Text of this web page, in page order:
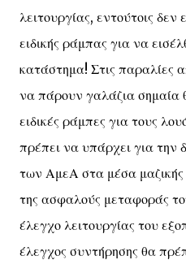
λειτουργίας, εντούτοις
ειδικής ράμπας για να
κατάστημα! Στις παραλίες
να πάρουν γαλάζια σημαία
ειδικές ράμπες για τους
πρέπει να υπάρχει για την
των ΑμεΑ στα μέσα
της ασφαλούς μεταφοράς
έλεγχο λειτουργίας του
έλεγχος συντήρησης θα